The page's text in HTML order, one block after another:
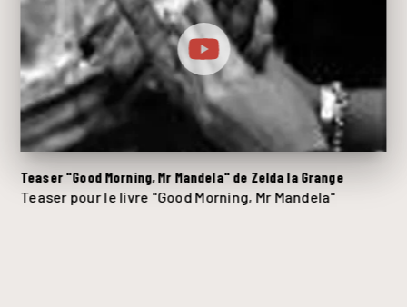
Teaser "Good Morning, Mr Mandela" de Zelda la Grange
Teaser pour le livre "Good Morning, Mr Mandela"